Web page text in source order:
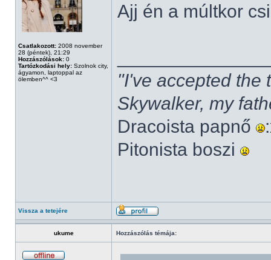
Csatlakozott: 2008 november
28 (péntek), 21:29
Hozzászólások: 0
Tartózkodási hely: Szolnok city,
ágyamon, laptoppal az
ölemben^^ <3
Ajj én a múltkor
"I've accepted the
Skywalker, my
Dracoista papnő
Pitonista boszi
Vissza a tetejére
ukume Hozzászólás témája: